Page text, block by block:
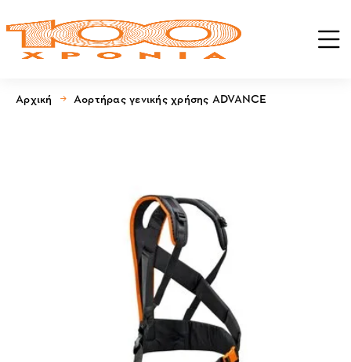
Αρχική Αορτήρας γενικής χρήσης ADVANCE